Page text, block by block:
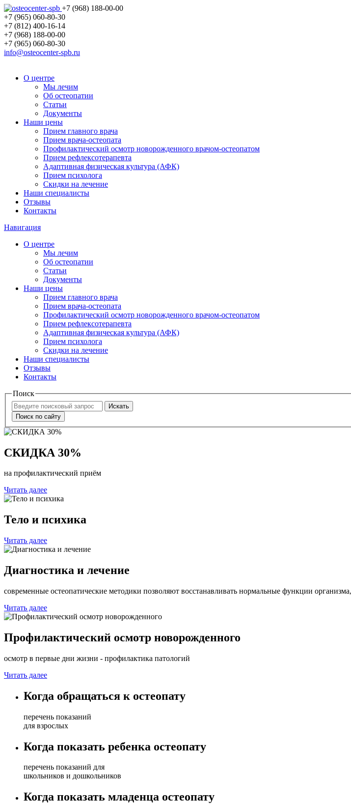
+7 (968) 188-00-00
+7 (965) 060-80-30
+7 (812) 400-16-14
+7 (968) 188-00-00
+7 (965) 060-80-30
info@osteocenter-spb.ru
О центре
Мы лечим
Об остеопатии
Статьи
Документы
Наши цены
Прием главного врача
Прием врача-остеопата
Профилактический осмотр новорожденного врачом-остеопатом
Прием рефлексотерапевта
Адаптивная физическая культура (АФК)
Прием психолога
Скидки на лечение
Наши специалисты
Отзывы
Контакты
Навигация
О центре
Мы лечим
Об остеопатии
Статьи
Документы
Наши цены
Прием главного врача
Прием врача-остеопата
Профилактический осмотр новорожденного врачом-остеопатом
Прием рефлексотерапевта
Адаптивная физическая культура (АФК)
Прием психолога
Скидки на лечение
Наши специалисты
Отзывы
Контакты
Поиск
Искать
Поиск по сайту
СКИДКА 30%
на профилактический приём
Читать далее
Тело и психика
Читать далее
Диагностика и лечение
современные остеопатические методики позволяют восстанавливать нормальные функции
Читать далее
Профилактический осмотр новорожденного
осмотр в первые дни жизни - профилактика патологий
Читать далее
Когда обращаться к остеопату
перечень показаний
для взрослых
Когда показать ребенка остеопату
перечень показаний для
школьников и дошкольников
Когда показать младенца остеопату